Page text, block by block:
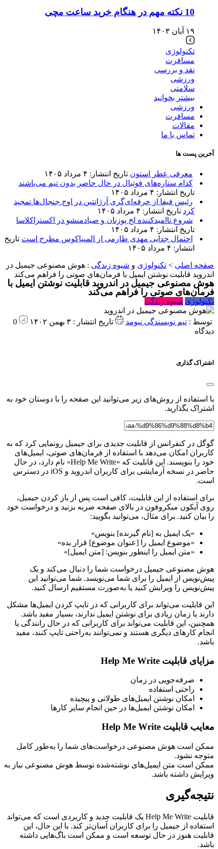
10 نکته مهم در هنگام خرید ساعت مچی
۱۹ آبان ۱۴۰۳
تکنولوژی
مسافرت
نقد و بررسی
ورزشی
سلامتی
بیشتر بخوانید
ورزشی
مسافرت
مقالات
تماس با ما
آخرین پست ها
معرفی عطر استون تاریخ انتشار: ۴ مرداد ۱۴۰۵
کدام ستاره‌های فوتبال در حال حاضر بدون تیم می‌باشند
تاریخ انتشار: ۴ مرداد ۱۴۰۵
رئیس فیفا از حرفه‌ای‌گری آرژانتین در اوج جنجال‌ها تمجید
کرد تاریخ انتشار: ۴ مرداد ۱۴۰۵
شروع ناامیدکننده لخ پوزنان و صیادمنشو در اکستراکلاسا
تاریخ انتشار: ۴ مرداد ۱۴۰۵
احتمال جدایی مهدی طارمی از المپیاکوس مطرح است تاریخ
انتشار: ۴ مرداد ۱۴۰۵
صفحه اصلی > تکنولوژی و شیوه زندگی : هوش مصنوعی جیمیل در
اندروید قابلیت نوشتن ایمیل با فرمان‌های صوتی را فراهم می‌کند
هوش مصنوعی جیمیل در اندروید قابلیت نوشتن ایمیل با
فرمان‌های صوتی را فراهم می‌کند
تکنولوژی شیوه زندگی
توسط : تیم نویسندگی نیومد تاریخ انتشار : ۳ بهمن ۱۴۰۲
0
دیدگاه
اشتراک گذاری
با استفاده از روش‌های زیر می‌توانید این صفحه را با دوستان خود به
اشتراک بگذارید.
گوگل در کنفرانس از قابلیت جدیدی برای جیمیل رونمایی کرد که به
کاربران امکان می‌دهد با استفاده از فرمان‌های صوتی، ایمیل‌های
خود را بنویسند. این قابلیت که «Help Me Write» نام دارد، در حال
حاضر در نسخه آزمایشی برای کاربران اندروید و iOS در دسترس
است.
برای استفاده از این قابلیت، کافی است پس از باز کردن جیمیل،
روی آیکون میکروفون در بالای صفحه ضربه بزنید و درخواست خود
را بیان کنید. برای مثال، می‌توانید بگویید:
«یک ایمیل به [نام گیرنده] بنویس»
«موضوع ایمیل را [عنوان موضوع] قرار بده»
«متن ایمیل را اینطور بنویس: [متن ایمیل]»
هوش مصنوعی جیمیل درخواست شما را دنبال می‌کند و یک
پیش‌نویس از ایمیل را برای شما می‌نویسد. شما می‌توانید این
پیش‌نویس را ویرایش کنید یا به‌صورت مستقیم ارسال کنید.
این قابلیت می‌تواند برای کاربرانی که در تایپ کردن ایمیل‌ها مشکل
دارند یا زمان زیادی برای نوشتن ایمیل ندارند، بسیار مفید باشد.
همچنین، این قابلیت می‌تواند برای کاربرانی که در حال رانندگی یا
انجام کارهای دیگری هستند و نمی‌توانند به‌راحتی تایپ کنند، مفید
باشد.
مزایای قابلیت Help Me Write
صرفه‌جویی در زمان
راحتی استفاده
امکان نوشتن ایمیل‌های طولانی و پیچیده
امکان نوشتن ایمیل‌ها در حین انجام سایر کارها
معایب قابلیت Help Me Write
ممکن است هوش مصنوعی درخواست‌های شما را به‌طور کامل
متوجه نشود.
ممکن است متن ایمیل‌های نوشته‌شده توسط هوش مصنوعی نیاز به
ویرایش داشته باشد.
نتیجه‌گیری
قابلیت Help Me Write یک قابلیت جدید و کاربردی است که می‌تواند
استفاده از جیمیل را برای کاربران آسان‌تر کند. با این حال، این
قابلیت هنوز در حال توسعه است و ممکن است باگ‌هایی داشته
باشد.